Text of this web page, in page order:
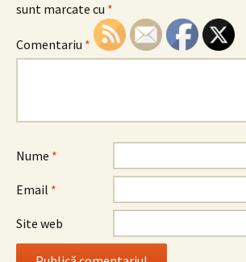
sunt marcate cu *
Comentariu *
Nume *
Email *
Site web